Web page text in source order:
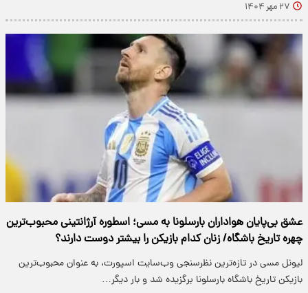
۲۷ مهر ۱۴۰۴
عشق بی‌پایان هواداران بارسلونا به مسی؛ اسطوره آرژانتینی محبوب‌ترین‌
چهره تاریخ باشگاه/ زنان کدام بازیکن را بیشتر دوست دارند؟
لیونل مسی در تازه‌ترین نظرسنجی وب‌سایت اسپورت، به عنوان محبوب‌ترین
بازیکن تاریخ باشگاه بارسلونا برگزیده شد و بار دیگر…